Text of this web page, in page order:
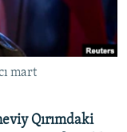
mart
Qırımdaki